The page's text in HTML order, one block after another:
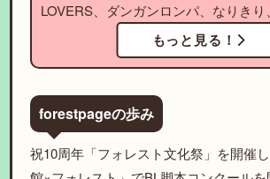
LOVERS、ダンガンロンパ、なりき
もっと見る！
forestpageの歩み
祝10周年「フォレスト文化祭」を開催